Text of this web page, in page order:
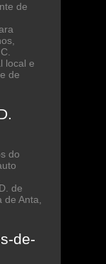
de
local e
de
do
de
de Anta,
de-